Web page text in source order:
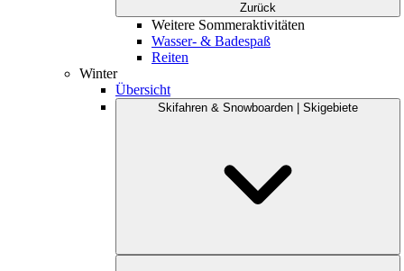
Zurück
Weitere Sommeraktivitäten
Wasser- & Badespaß
Reiten
Winter
Übersicht
Skifahren & Snowboarden | Skigebiete